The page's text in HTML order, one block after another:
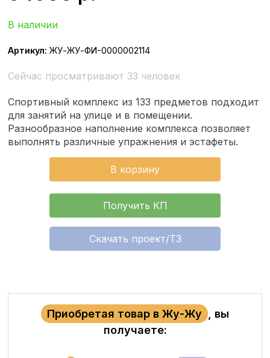
В наличии
Артикул: ЖУ-ЖУ-ФИ-0000002114
Сейчас просматривают 33 человек
Спортивный комплекс из 133 предметов подходит
для занятий на улице и в помещении.
Разнообразное наполнение комплекса позволяет
выполнять различные упражнения и эстафеты.
В корзину
Получить КП
Скачать проект/ТЗ
Приобретая товар в Жу-Жу
, вы
получаете: